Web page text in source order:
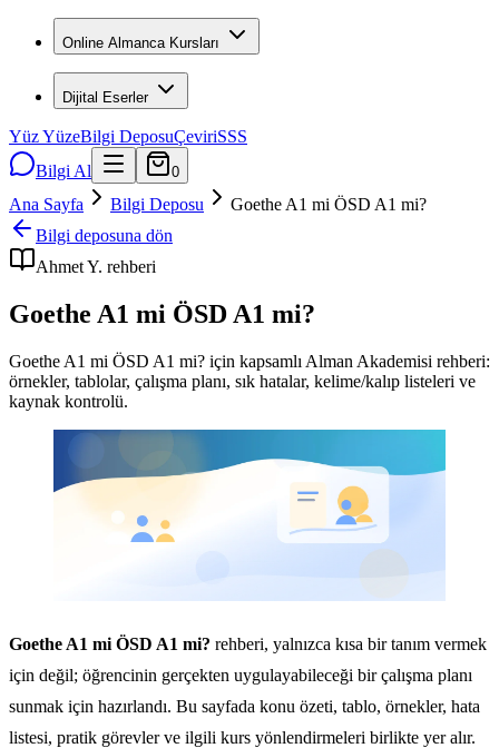
Online Almanca Kursları
Dijital Eserler
Yüz YüzeBilgi DeposuÇeviriSSS
Bilgi Al
0
Ana Sayfa Bilgi Deposu
Goethe A1 mi ÖSD A1 mi?
Bilgi deposuna dön
Ahmet Y. rehberi
Goethe A1 mi ÖSD A1 mi?
Goethe A1 mi ÖSD A1 mi? için kapsamlı Alman Akademisi rehberi:
örnekler, tablolar, çalışma planı, sık hatalar, kelime/kalıp listeleri ve
kaynak kontrolü.
Goethe A1 mi ÖSD A1 mi? rehberi, yalnızca kısa bir tanım vermek
için değil; öğrencinin gerçekten uygulayabileceği bir çalışma planı
sunmak için hazırlandı. Bu sayfada konu özeti, tablo, örnekler, hata
listesi, pratik görevler ve ilgili kurs yönlendirmeleri birlikte yer alır.